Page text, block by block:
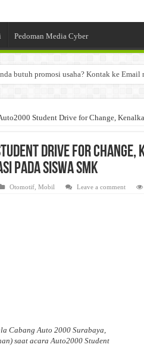
Pedoman Media Cyber
butuh promosi usaha? Kontak ke Email
Student Drive for Change,
Drive for Change,
Pada Siswa SMK
Otomotif, Mobil Leave a comment
Cabang Auto 2000 Surabaya,
saat acara Auto2000 Student